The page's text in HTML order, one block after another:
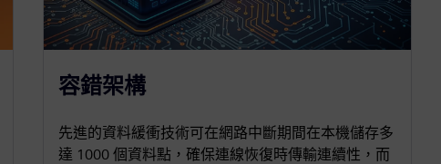
容錯架構
先進的資料緩衝技術可在網路中斷期間在本機儲存多
達 1000 個資料點，確保連線恢復時傳輸連續性，而